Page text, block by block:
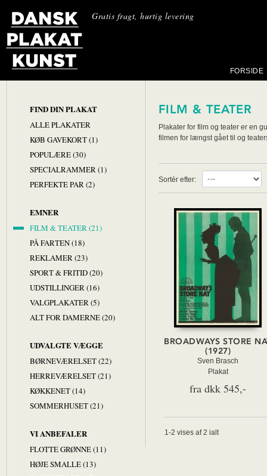
Gratis fragt, hurtig levering
FORSIDE
FIND DIN PLAKAT
ALLE PLAKATER
KØB GAVEKORT (1)
POPULÆRE (30)
SPECIALRAMMER (1)
PERFEKTE PAR (2)
EMNER
FILM & TEATER (21)
PÅ FARTEN (18)
REKLAMER (23)
SPORT & FRITID (20)
UDSTILLINGER (16)
VALGPLAKATER (5)
ALT FOR DAMERNE (20)
UDVALGTE VÆGGE
BØRNEVÆRELSET (22)
HERREVÆRELSET (21)
KØKKENET (14)
SOMMERHUSET (21)
VI ANBEFALER
FLOTTE GRØNNE (11)
HØJE SMALLE (13)
FILM & TEATER
Plakater for film og teater er en
filmen for længst gået til og
Sortér efter:
BROADWAYS STORE
(1927)
Sven Brasch
Plakat
fra dkk 545,-
1-2 vises af 2 ialt